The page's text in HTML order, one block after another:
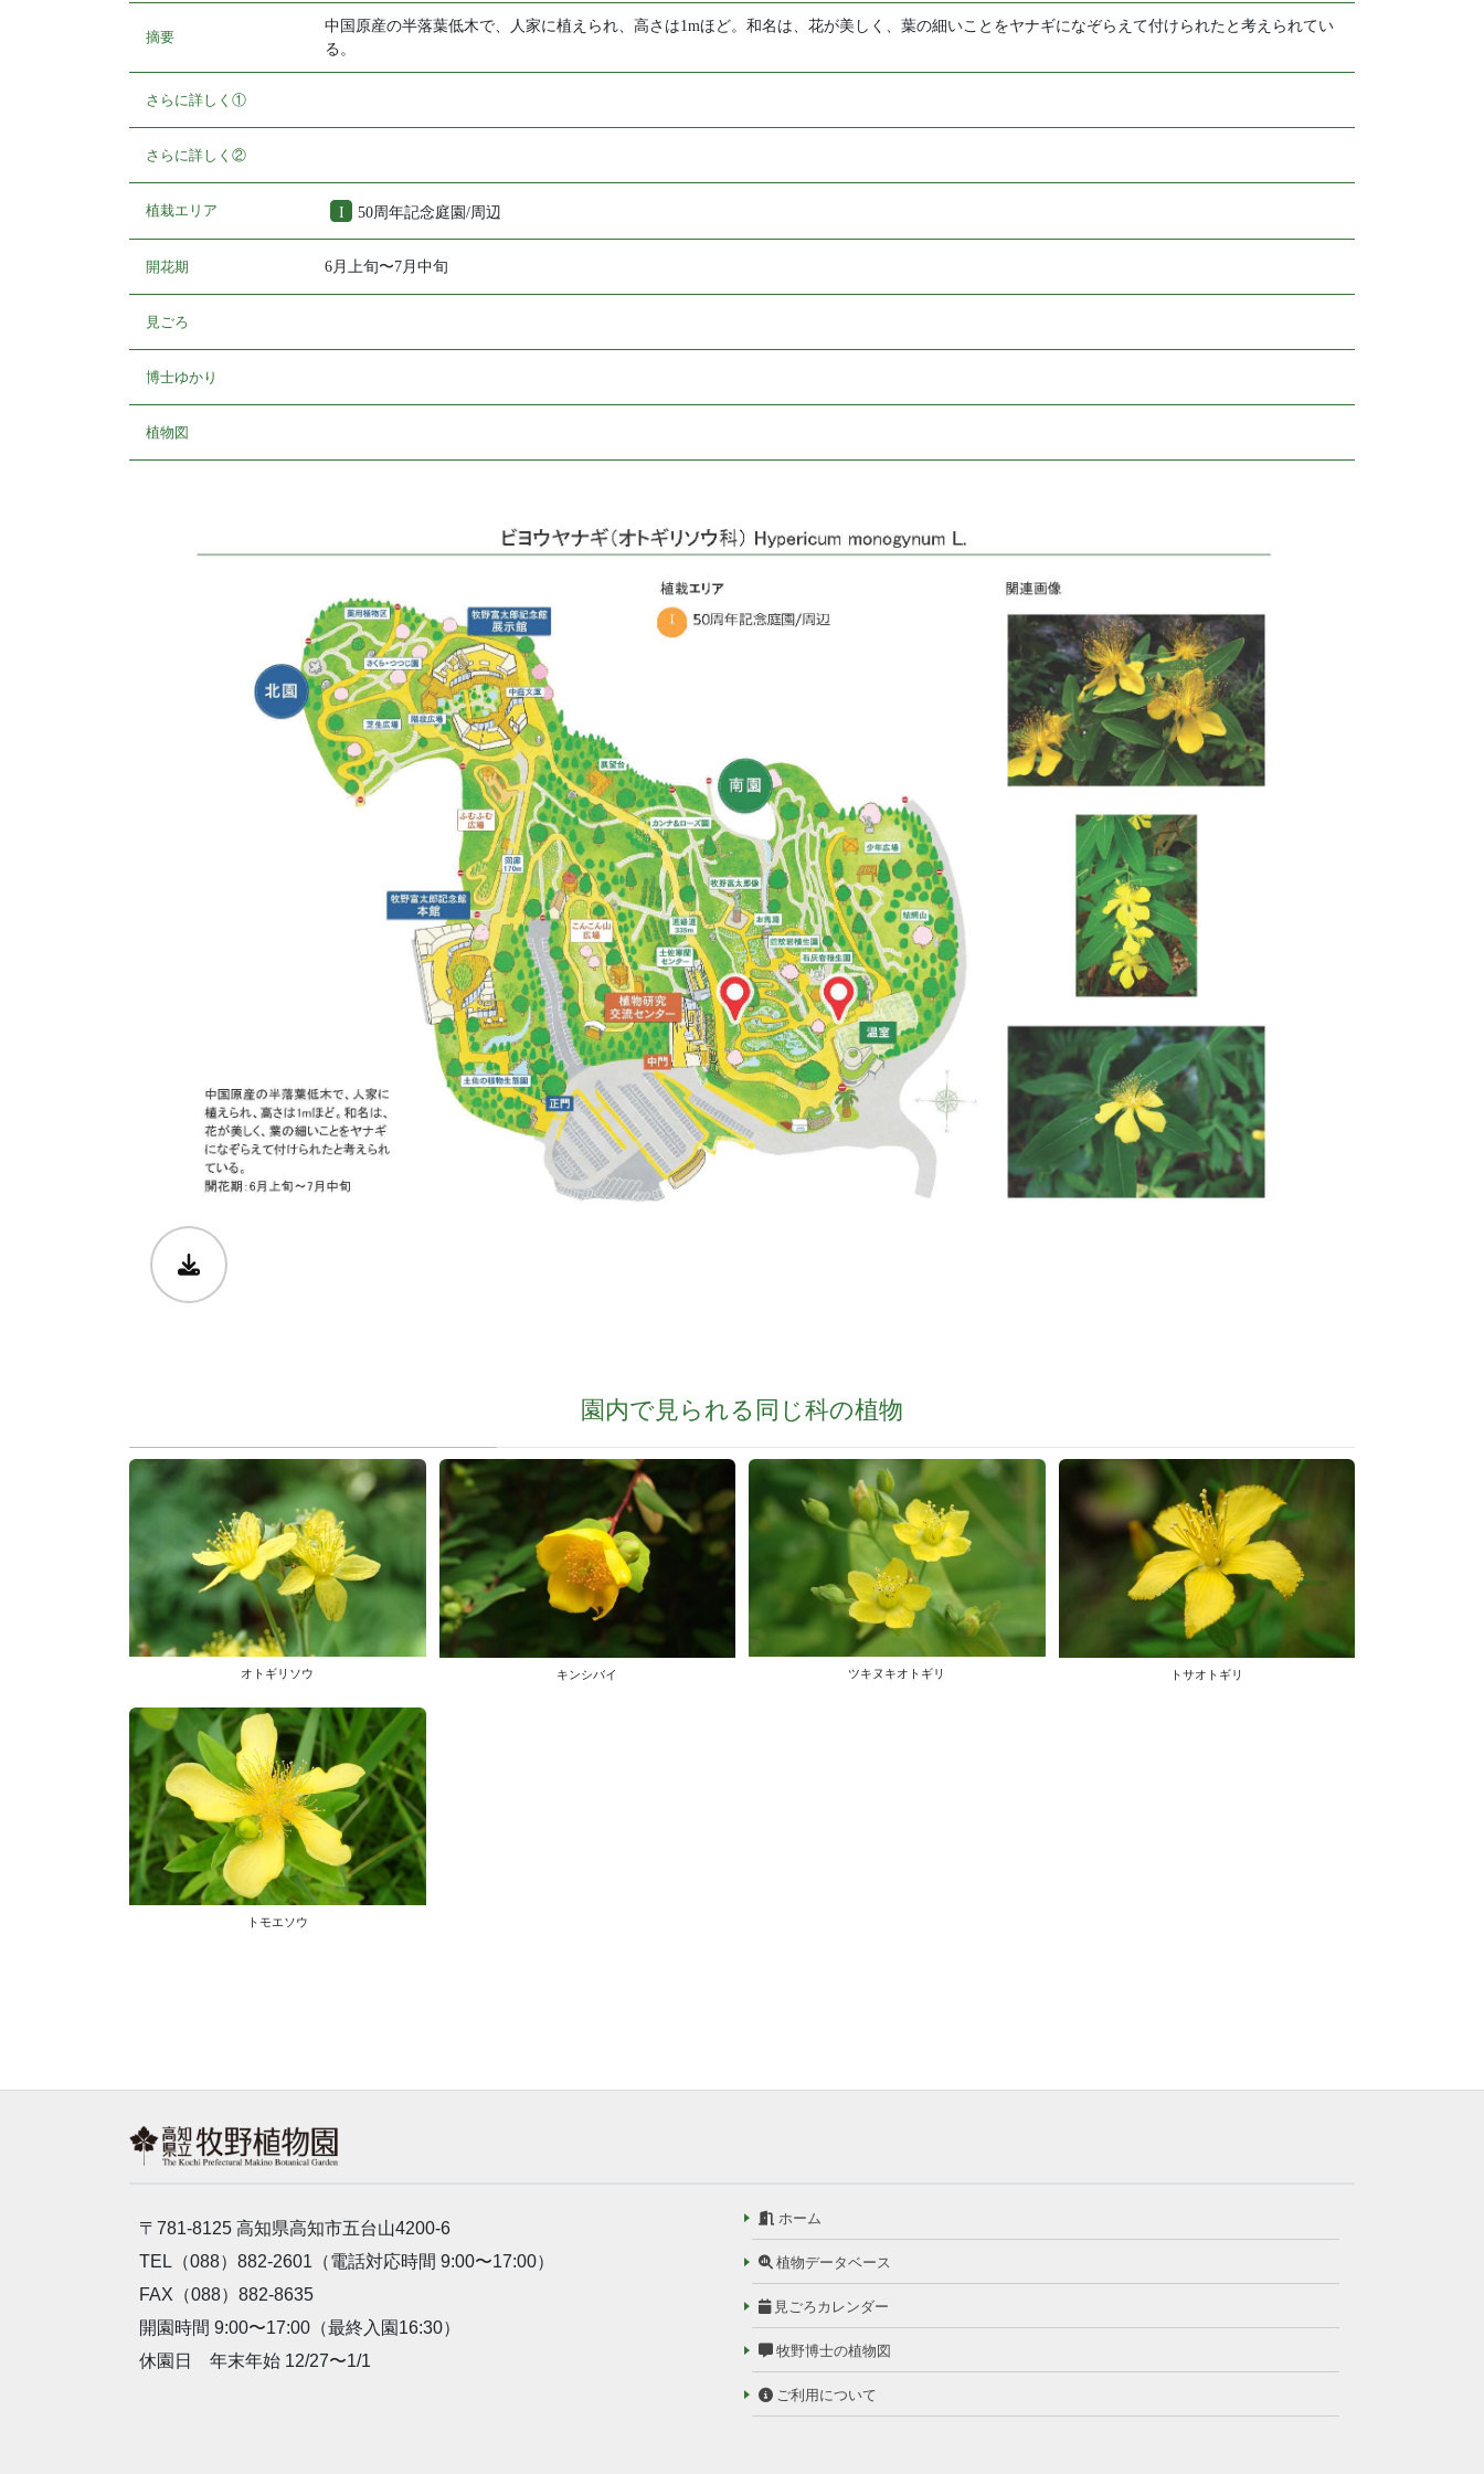
摘要
中国原産の半落葉低木で、人家に植えられ、高さは1mほど。和名は、花が美しく、葉の細いことをヤナギになぞらえて付けられたと考えられてい
る。
さらに詳しく①
さらに詳しく②
植栽エリア I 50周年記念庭園/周辺
開花期 6月上旬〜7月中旬
見ごろ
博士ゆかり
植物図
園内で見られる同じ科の植物
オトギリソウ キンシバイ ツキヌキオトギリ トサオトギリ
トモエソウ
〒781-8125 高知県高知市五台山4200-6
TEL（088）882-2601（電話対応時間 9:00〜17:00）
FAX（088）882-8635
開園時間 9:00〜17:00（最終入園16:30）
休園日 年末年始 12/27〜1/1
ホーム
植物データベース
見ごろカレンダー
牧野博士の植物図
ご利用について